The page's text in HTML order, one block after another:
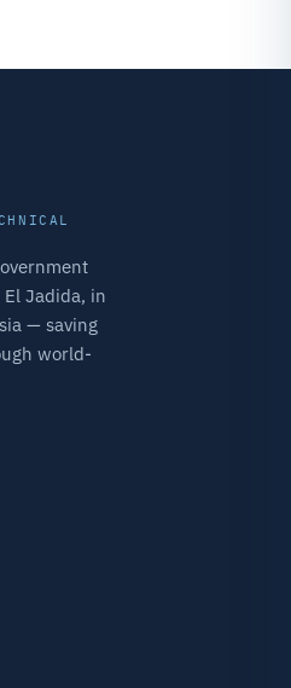
Jadida, in
— saving
world-